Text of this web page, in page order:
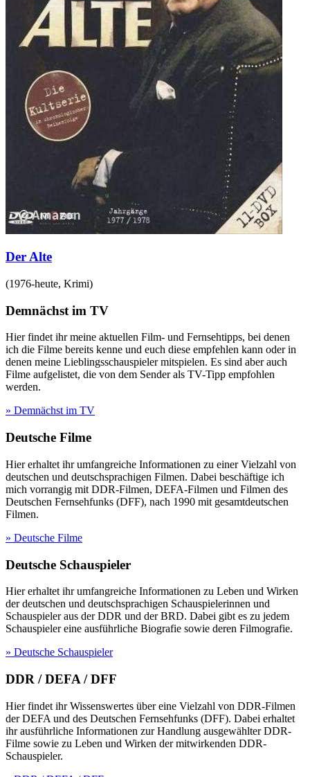
Der Alte
(1976-heute, Krimi)
Demnächst im TV
Hier findet ihr meine aktuellen Film- und Fernsehtipps, bei denen
ich die Filme bereits kenne und euch diese empfehlen kann oder in
denen meine Lieblingsschauspieler mitspielen. Es sind aber auch
Filme aufgelistet, die von dem Sender als TV-Tipp empfohlen
werden.
» Demnächst im TV
Deutsche Filme
Hier erhaltet ihr umfangreiche Informationen zu einer Vielzahl von
deutschen und deutschsprachigen Filmen. Dabei beschäftige ich
mich vorrangig mit DDR-Filmen, DEFA-Filmen und Filmen des
Deutschen Fernsehfunks (DFF), nach 1990 mit gesamtdeutschen
Filmen.
» Deutsche Filme
Deutsche Schauspieler
Hier erhaltet ihr umfangreiche Informationen zu Leben und Wirken
der deutschen und deutschsprachigen Schauspielerinnen und
Schauspieler aus der DDR und der BRD. Dabei gibt es zu jedem
Schauspieler eine ausführliche Biografie sowie deren Filmografie.
» Deutsche Schauspieler
DDR / DEFA / DFF
Hier findet ihr Wissenswertes über eine Vielzahl von DDR-Filmen
der DEFA und des Deutschen Fernsehfunks (DFF). Dabei erhaltet
ihr ausführliche Informationen zur Handlung ausgewählter DDR-
Filme sowie zu Leben und Wirken der mitwirkenden DDR-
Schauspieler.